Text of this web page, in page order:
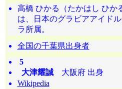
高橋 ひかる（たかはし ひか
は、日本のグラビアアイド
ラ所属。
全国の千葉県出身者
5
大津耀誠大阪府 出身
Wikipedia